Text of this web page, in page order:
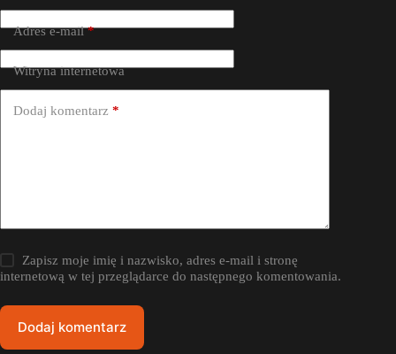
Adres e-mail*
Witryna internetowa
Dodaj komentarz *
Zapisz moje imię i nazwisko, adres e-mail i stronę
internetową w tej przeglądarce do następnego komentowania.
Dodaj komentarz